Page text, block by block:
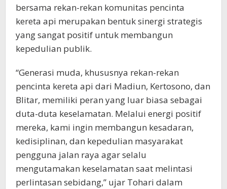
bersama rekan-rekan komunitas pencinta
kereta api merupakan bentuk sinergi strategis
yang sangat positif untuk membangun
kepedulian publik.
“Generasi muda, khususnya rekan-rekan
pencinta kereta api dari Madiun, Kertosono, dan
Blitar, memiliki peran yang luar biasa sebagai
duta-duta keselamatan. Melalui energi positif
mereka, kami ingin membangun kesadaran,
kedisiplinan, dan kepedulian masyarakat
pengguna jalan raya agar selalu
mengutamakan keselamatan saat melintasi
perlintasan sebidang,” ujar Tohari dalam